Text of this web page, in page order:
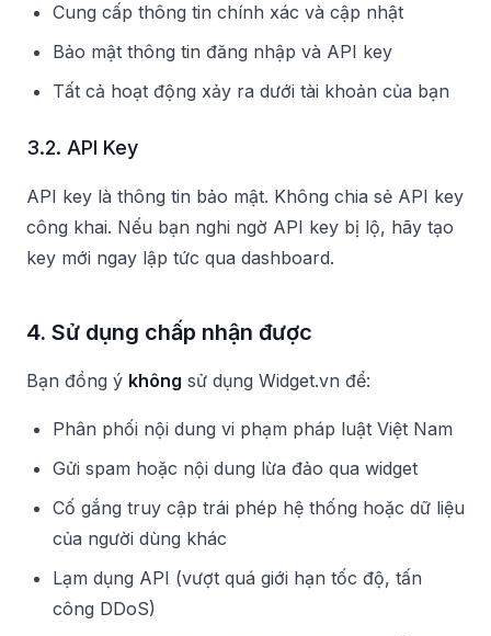
Cung cấp thông tin chính xác và cập nhật
Bảo mật thông tin đăng nhập và API key
Tất cả hoạt động xảy ra dưới tài khoản của bạn
3.2. API Key
API key là thông tin bảo mật. Không chia sẻ API key
công khai. Nếu bạn nghi ngờ API key bị lộ, hãy tạo
key mới ngay lập tức qua dashboard.
4. Sử dụng chấp nhận được
Bạn đồng ý không sử dụng Widget.vn để:
Phân phối nội dung vi phạm pháp luật Việt Nam
Gửi spam hoặc nội dung lừa đảo qua widget
Cố gắng truy cập trái phép hệ thống hoặc dữ liệu
của người dùng khác
Lạm dụng API (vượt quá giới hạn tốc độ, tấn
công DDoS)